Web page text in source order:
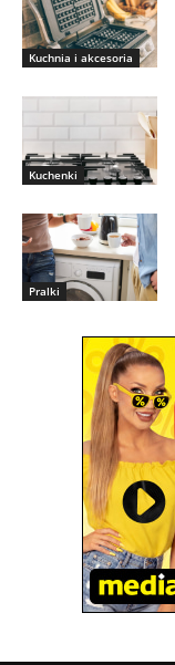
Kuchnia i akcesoria
Kuchenki
Pralki